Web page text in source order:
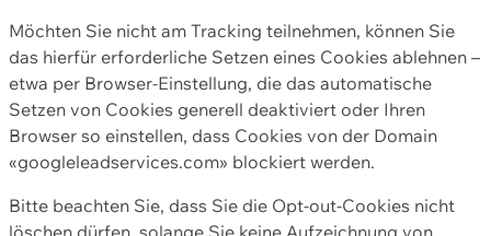
Möchten Sie nicht am Tracking teilnehmen, können Sie
das hierfür erforderliche Setzen eines Cookies ablehnen –
etwa per Browser-Einstellung, die das automatische
Setzen von Cookies generell deaktiviert oder Ihren
Browser so einstellen, dass Cookies von der Domain
«googleleadservices.com» blockiert werden.
Bitte beachten Sie, dass Sie die Opt-out-Cookies nicht